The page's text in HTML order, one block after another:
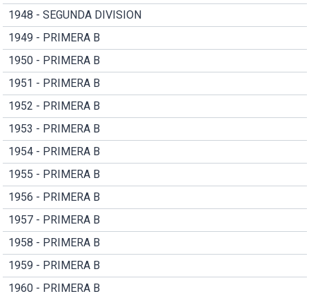
1948 - SEGUNDA DIVISION
1949 - PRIMERA B
1950 - PRIMERA B
1951 - PRIMERA B
1952 - PRIMERA B
1953 - PRIMERA B
1954 - PRIMERA B
1955 - PRIMERA B
1956 - PRIMERA B
1957 - PRIMERA B
1958 - PRIMERA B
1959 - PRIMERA B
1960 - PRIMERA B